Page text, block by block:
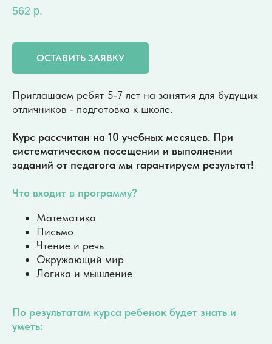
562 р.
ОСТАВИТЬ ЗАЯВКУ
Приглашаем ребят 5-7 лет на занятия для будущих
отличников - подготовка к школе.
Курс рассчитан на 10 учебных месяцев. При
систематическом посещении и выполнении
заданий от педагога мы гарантируем результат!
Что входит в программу?
Математика
Письмо
Чтение и речь
Окружающий мир
Логика и мышление
По результатам курса ребенок будет знать и
уметь: